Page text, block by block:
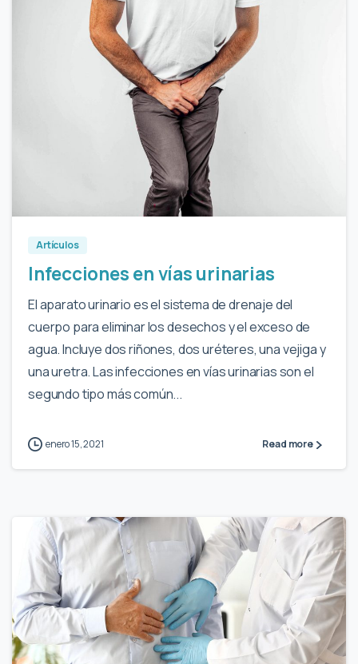
Artículos
Infecciones en vías urinarias
El aparato urinario es el sistema de drenaje del
cuerpo para eliminar los desechos y el exceso de
agua. Incluye dos riñones, dos uréteres, una vejiga y
una uretra. Las infecciones en vías urinarias son el
segundo tipo más común...
enero 15, 2021 Read more